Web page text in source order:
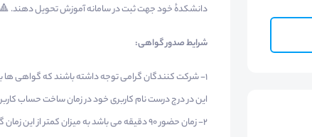
دانشکدهٔ خود جهت ثبت در سامانه آموزش تحویل دهند.
شرایط صدور گواهی:
1- شرکت کنندگان گرامی توجه داشته باشند که گواهی ها
این در درج درست نام کاربری خود در زمان ساخت حساب
2- زمان حضور 90 دقیقه می باشد به میزان کمتر از این زمان گواهی تعلق نمی گیرد